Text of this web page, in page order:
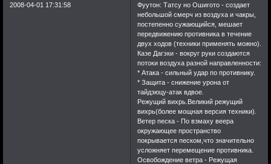
2008-04-01 17:31:58
Фуутон: Татсу но Ошигото - создает
небольшой смерч из воздуха и чакры,
постепенно сужающийся, мешает
передвижению противника в течение
двух ходов (техники применять можно).
Казе Дагэки - вокруг руки создаются
потоки воздуха разной направленности:
* Атака - сильный удар по противнику.
* Защита - снижение урона от
тайдзюцу-атак вдвое.
Режущий вихрь.Великий режущий
вихрь(более мощная версия техники).
Ветер песка - По взмаху веера
окружающее пространство
покрывается песком,что значительно
усложняет перемещение противника.
Освобождение ветра - Режущая